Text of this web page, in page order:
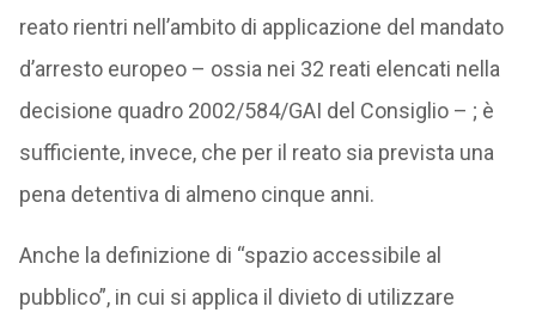
reato rientri nell’ambito di applicazione del mandato
d’arresto europeo – ossia nei 32 reati elencati nella
decisione quadro 2002/584/GAI del Consiglio – ; è
sufficiente, invece, che per il reato sia prevista una
pena detentiva di almeno cinque anni.
Anche la definizione di “spazio accessibile al
pubblico”, in cui si applica il divieto di utilizzare